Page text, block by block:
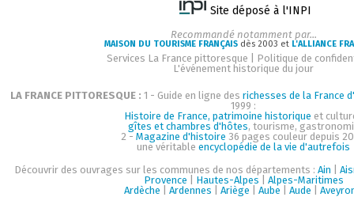
Site déposé à l'INPI
Recommandé notamment par...
MAISON DU TOURISME FRANÇAISdès 2003 et L'ALLIANCE
Services La France pittoresque
Politique de
L'événement historique du jour
LA FRANCE PITTORESQUE : 1 - Guide en ligne des richesses de la France
1999 :
Histoire de France, patrimoine historique et
gîtes et chambres d'hôtes, tourisme,
2 - Magazine d'histoire 36 pages couleur depuis
une véritable encyclopédie de la vie d'autrefois
Découvrir des ouvrages sur les communes de nos départements : Ain
Provence
Hautes-Alpes
Alpes-Maritimes
Ardèche
Ardennes Ariège Aube Aude